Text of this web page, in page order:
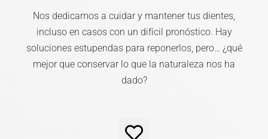
Nos dedicamos a cuidar y mantener tus dientes,
incluso en casos con un difícil pronóstico. Hay
soluciones estupendas para reponerlos, pero… ¿qué
mejor que conservar lo que la naturaleza nos ha
dado?